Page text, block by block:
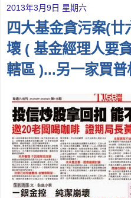
2013年3月9日 星期六
四大基金貪污案(
壞 ( 基金經理人要
轄區 )...另一家買